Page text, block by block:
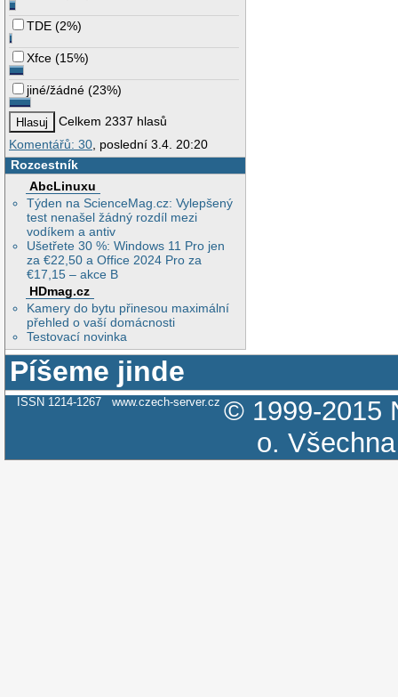
TDE (2%)
Xfce (15%)
jiné/žádné (23%)
Celkem 2337 hlasů
Komentářů: 30 , poslední 3.4. 20:20
Rozcestník
AbcLinuxu
Týden na ScienceMag.cz: Vylepšený
test nenašel žádný rozdíl mezi
vodíkem a antiv
Ušetřete 30 %: Windows 11 Pro jen
za €22,50 a Office 2024 Pro za
€17,15 – akce B
HDmag.cz
Kamery do bytu přinesou maximální
přehled o vaší domácnosti
Testovací novinka
Píšeme jinde
ISSN 1214-1267 www.czech-server.cz © 1999-2015
o.